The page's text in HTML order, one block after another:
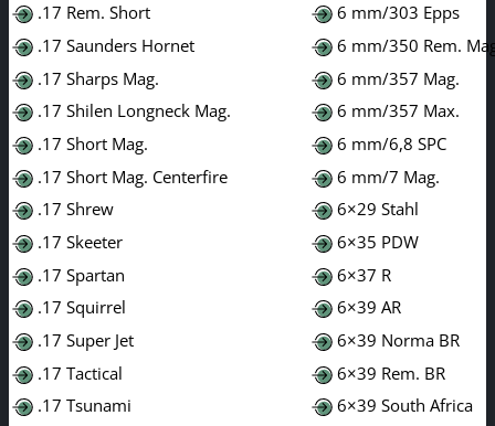
.17 Rem. Short
.17 Saunders Hornet
.17 Sharps Mag.
.17 Shilen Longneck Mag.
.17 Short Mag.
.17 Short Mag. Centerfire
.17 Shrew
.17 Skeeter
.17 Spartan
.17 Squirrel
.17 Super Jet
.17 Tactical
.17 Tsunami
6 mm/303 Epps
6 mm/350 Rem.
6 mm/357 Mag.
6 mm/357 Max.
6 mm/6,8 SPC
6 mm/7 Mag.
6×29 Stahl
6×35 PDW
6×37 R
6×39 AR
6×39 Norma BR
6×39 Rem. BR
6×39 South Africa